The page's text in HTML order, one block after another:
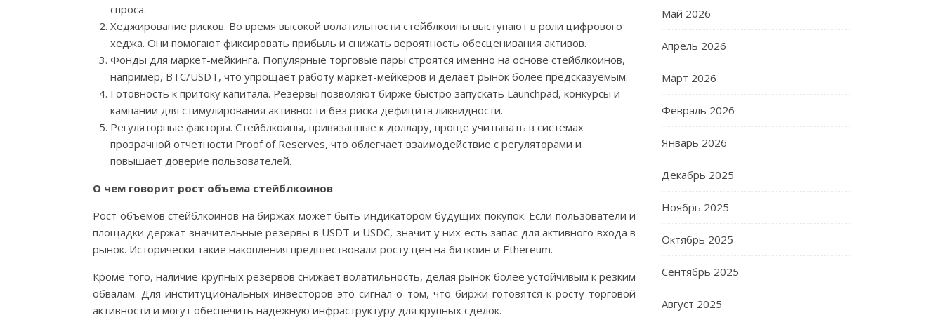
спроса.
Хеджирование рисков. Во время высокой волатильности стейблкоины выступают в роли цифрового
хеджа. Они помогают фиксировать прибыль и снижать вероятность обесценивания активов.
Фонды для маркет-мейкинга. Популярные торговые пары строятся именно на основе стейблкоинов,
например, BTC/USDT, что упрощает работу маркет-мейкеров и делает рынок более предсказуемым.
Готовность к притоку капитала. Резервы позволяют бирже быстро запускать Launchpad, конкурсы и
кампании для стимулирования активности без риска дефицита ликвидности.
Регуляторные факторы. Стейблкоины, привязанные к доллару, проще учитывать в системах
прозрачной отчетности Proof of Reserves, что облегчает взаимодействие с регуляторами и
повышает доверие пользователей.
О чем говорит рост объема стейблкоинов
Рост объемов стейблкоинов на биржах может быть индикатором будущих покупок. Если пользователи и
площадки держат значительные резервы в USDT и USDC, значит у них есть запас для активного входа в
рынок. Исторически такие накопления предшествовали росту цен на биткоин и Ethereum.
Кроме того, наличие крупных резервов снижает волатильность, делая рынок более устойчивым к резким
обвалам. Для институциональных инвесторов это сигнал о том, что биржи готовятся к росту торговой
активности и могут обеспечить надежную инфраструктуру для крупных сделок.
Май 2026
Апрель 2026
Март 2026
Февраль 2026
Январь 2026
Декабрь 2025
Ноябрь 2025
Октябрь 2025
Сентябрь 2025
Август 2025